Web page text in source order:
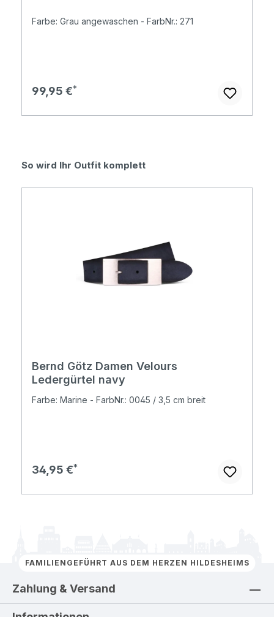
Farbe: Grau angewaschen - FarbNr.: 271
Regulärer Preis:
99,95 €
Produktgalerie überspringen
So wird Ihr Outfit komplett
Bernd Götz Damen Velours
Ledergürtel navy
Farbe: Marine - FarbNr.: 0045 / 3,5 cm breit
Regulärer Preis:
34,95 €
FAMILIENGEFÜHRT AUS DEM HERZEN HILDESHEIMS
Zahlung & Versand